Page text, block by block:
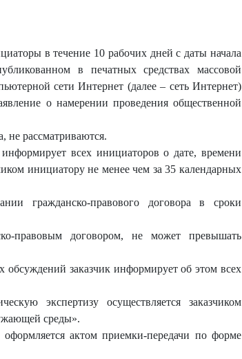
в течение 10 рабочих дней с даты начала
в печатных средствах массовой
сети Интернет (далее – сеть Интернет)
о намерении проведения общественной
не рассматриваются.
всех инициаторов о дате, времени
инициатору не менее чем за 35 календарных
гражданско-правового договора в сроки
правовым договором, не может превышать
обсуждений заказчик информирует об этом всех
экспертизу осуществляется заказчиком
среды».
актом приемки-передачи по форме